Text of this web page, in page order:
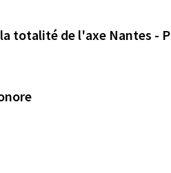
totalité de l'axe Nantes -